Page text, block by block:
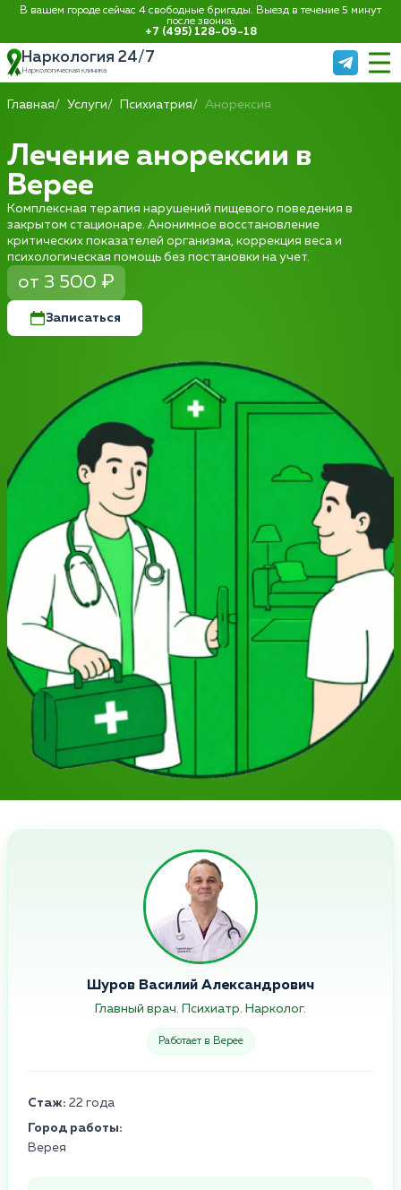
В вашем городе сейчас 4 свободные бригады. Выезд в течение 5 минут
после звонка:
+7 (495) 128-09-18
Наркология 24/7
Наркологическая клиника
Главная Услуги Психиатрия Анорексия
Лечение анорексии в
Верее
Комплексная терапия нарушений пищевого поведения в
закрытом стационаре. Анонимное восстановление
критических показателей организма, коррекция веса и
психологическая помощь без постановки на учет.
от 3 500 ₽
Записаться
Шуров Василий Александрович
Главный врач. Психиатр. Нарколог.
Работает в Верее
Стаж: 22 года
Город работы:
Верея